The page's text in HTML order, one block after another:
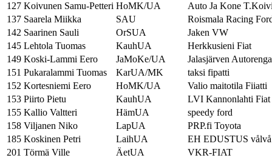
127 Koivunen Samu-Petteri HoMK/UA
Auto Ja Kone
137 Saarela Miikka SAU
Roismala Racing
142 Saarinen Sauli OrSUA
Jaken VW
145 Lehtola Tuomas KauhUA
Herkkusieni Fiat
149 Koski-Lammi Eero JaMoKe/UA
Jalasjärven
151 Pukaralammi Tuomas KarUA/MK
taksi fipatti
152 Kortesniemi Eero HoMK/UA
Valio maitotila Fiiatti
153 Piirto Pietu KauhUA
LVI Kannonlahti Fiat
155 Kallio Valtteri HämUA
speedy ford
158 Viljanen Niko LapUA
PRP.fi Toyota
185 Koskinen Petri LaihUA
EH EDUSTUS vålvå
201 Törmä Ville ÄetUA
VKR-FIAT